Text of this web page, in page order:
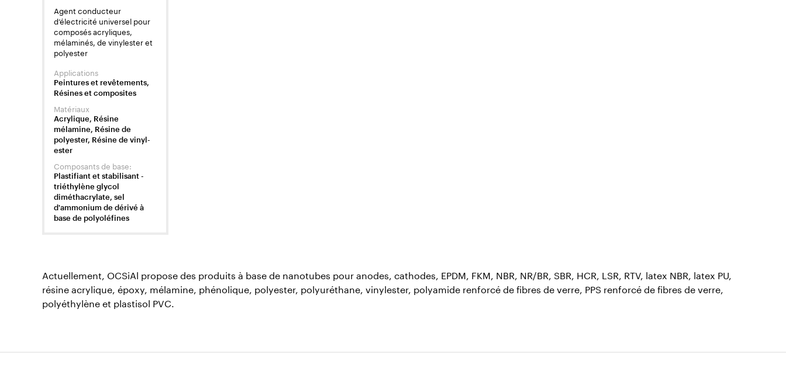
Agent conducteur
d’électricité universel pour
composés acryliques,
mélaminés, de vinylester et
polyester
Applications
Peintures et revêtements,
Résines et composites
Matériaux
Acrylique, Résine
mélamine, Résine de
polyester, Résine de vinyl-
ester
Composants de base:
Plastifiant et stabilisant -
triéthylène glycol
diméthacrylate, sel
d'ammonium de dérivé à
base de polyoléfines
Actuellement, OCSiAl propose des produits à base de nanotubes pour anodes, cathodes, EPDM, FKM, NBR, NR/BR, SBR, HCR, LSR, RTV, latex NBR, latex PU,
résine acrylique, époxy, mélamine, phénolique, polyester, polyuréthane, vinylester, polyamide renforcé de fibres de verre, PPS renforcé de fibres de verre,
polyéthylène et plastisol PVC.